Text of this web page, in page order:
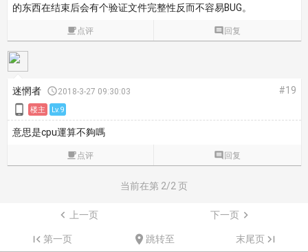
的东西在结束后会有个验证文件完整性反而不容易BUG。
点评  回复
迷惘者 2018-3-27 09:30:03 #19
 楼主 Lv.9
意思是cpu運算不夠嗎
点评  回复
当前在第 2/2 页
 上一页 下一页
第一页 跳转至 末尾页